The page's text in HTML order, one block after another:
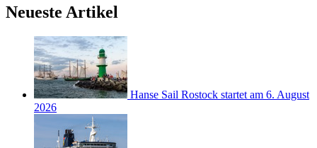
Neueste Artikel
Hanse Sail Rostock startet am 6. August
2026